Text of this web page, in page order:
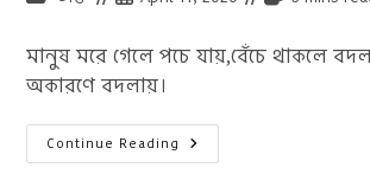
মানুষ মরে গেলে পচে যায়,বেঁচে থাকলে
অকারণে বদলায়।
Continue Reading মুনীর
চৌধুরীর